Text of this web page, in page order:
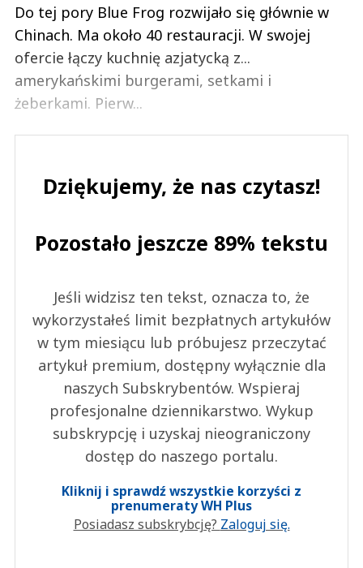
Do tej pory Blue Frog rozwijało się głównie w
Chinach. Ma około 40 restauracji. W swojej
ofercie łączy kuchnię azjatycką z...
amerykańskimi burgerami, setkami i
żeberkami. Pierw...
Dziękujemy, że nas czytasz!
Pozostało jeszcze 89% tekstu
Jeśli widzisz ten tekst, oznacza to, że
wykorzystałeś limit bezpłatnych artykułów
w tym miesiącu lub próbujesz przeczytać
artykuł premium, dostępny wyłącznie dla
naszych Subskrybentów. Wspieraj
profesjonalne dziennikarstwo. Wykup
subskrypcję i uzyskaj nieograniczony
dostęp do naszego portalu.
Kliknij i sprawdź wszystkie korzyści z
prenumeraty WH Plus
Posiadasz subskrybcję? Zaloguj się.